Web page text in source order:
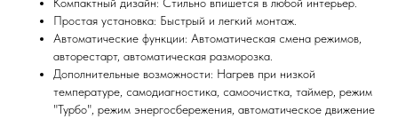
Простая установка: Быстрый и легкий монтаж.
Автоматические функции: Автоматическая смена режимов,
авторестарт, автоматическая разморозка.
Дополнительные возможности: Нагрев при низкой
температуре, самодиагностика, самоочистка, таймер, режим
"Турбо", режим энергосбережения, автоматическое движение
Не нашли то, что искали или
затрудняетесь в выборе?
Оставьте заявку, и мы подберем
вам нужный товар